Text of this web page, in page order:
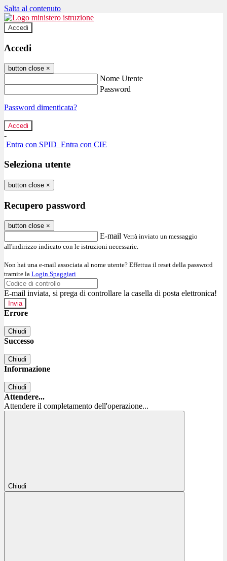
Salta al contenuto
Accedi
Accedi
button close ×
Nome Utente
Password
Password dimenticata?
-
Entra con SPID Entra con CIE
Seleziona utente
button close ×
Recupero password
button close ×
E-mail Verrà inviato un messaggio
all'indirizzo indicato con le istruzioni necessarie.
Non hai una e-mail associata al nome utente? Effettua il reset della password
tramite la Login Spaggiari
E-mail inviata, si prega di controllare la casella di posta elettronica!
Errore
Chiudi
Successo
Chiudi
Informazione
Chiudi
Attendere...
Attendere il completamento dell'operazione...
Chiudi